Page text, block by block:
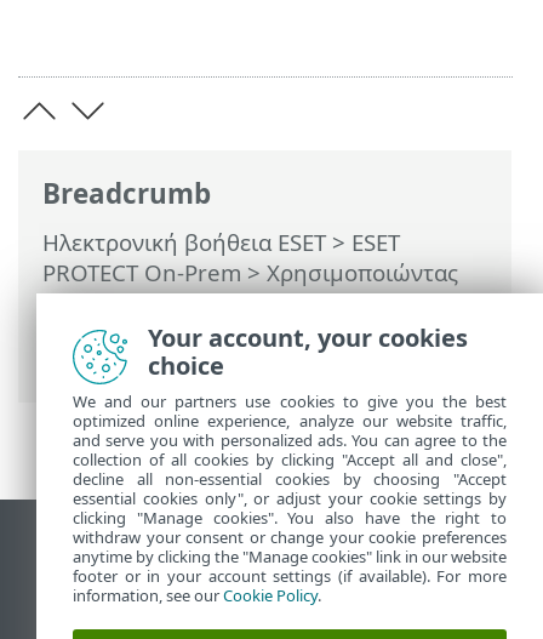
Breadcrumb
Ηλεκτρονική βοήθεια ESET> ESET
PROTECT On-Prem>Χρησιμοποιώντας
το ESET PROTECT On-Prem>ESET
PROTECT On-Prem Κύριο μενού >
Ανιχνεύσεις
Προβολή ιστότοπου επιφάνειας εργασίας
End of Life
Γνωσιακή βάση ESET
Your account, your cookies
choice
We and our partners use cookies to give you the best
optimized online experience, analyze our website traffic,
and serve you with personalized ads. You can agree to the
collection of all cookies by clicking "Accept all and close",
decline all non-essential cookies by choosing "Accept
essential cookies only", or adjust your cookie settings by
clicking "Manage cookies". You also have the right to
withdraw your consent or change your cookie preferences
anytime by clicking the "Manage cookies" link in our website
footer or in your account settings (if available). For more
information, see ourCookie Policy.